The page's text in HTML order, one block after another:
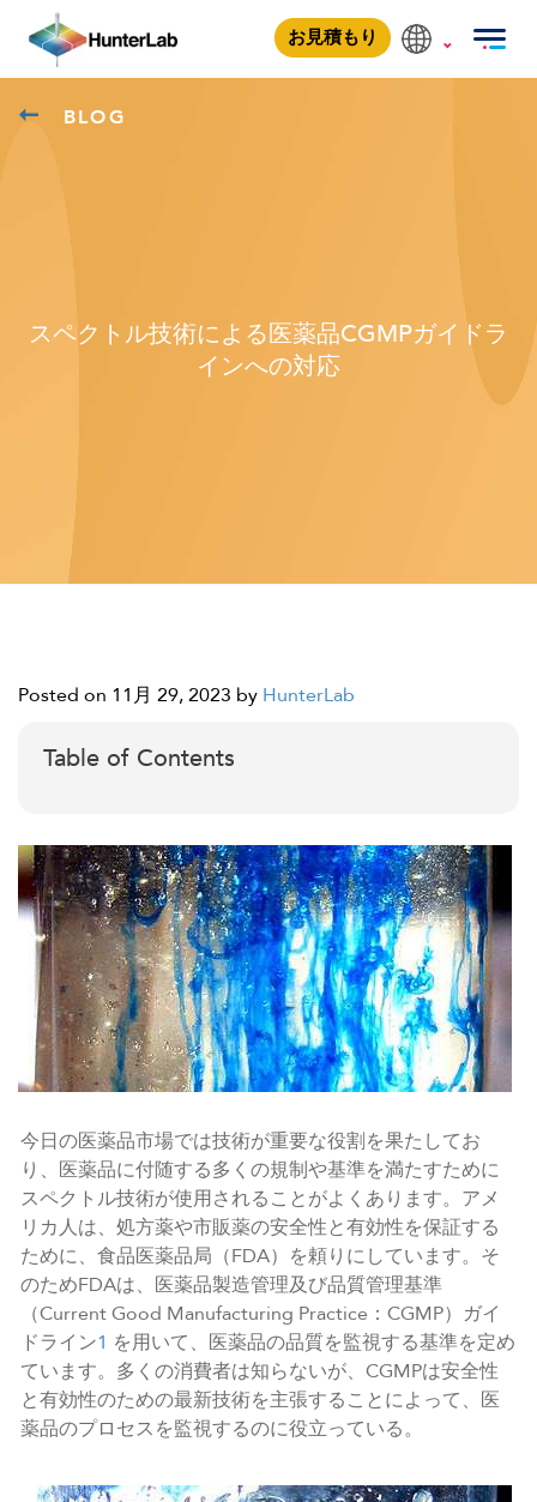
お見積もり
BLOG
スペクトル技術による医薬品CGMPガイドラ
インへの対応
Posted on 11月 29, 2023 by HunterLab
Table of Contents
今日の医薬品市場では技術が重要な役割を果たしてお
り、医薬品に付随する多くの規制や基準を満たすために
スペクトル技術が使用されることがよくあります。アメ
リカ人は、処方薬や市販薬の安全性と有効性を保証する
ために、食品医薬品局（FDA）を頼りにしています。そ
のためFDAは、医薬品製造管理及び品質管理基準
（Current Good Manufacturing Practice：CGMP）ガイ
ドライン1 を用いて、医薬品の品質を監視する基準を定め
ています。多くの消費者は知らないが、CGMPは安全性
と有効性のための最新技術を主張することによって、医
薬品のプロセスを監視するのに役立っている。